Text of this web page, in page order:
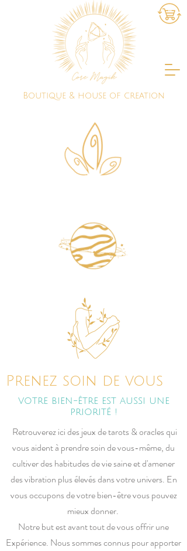
Boutique & house of creation
Prenez soin de vous
votre bien-être est aussi une
priorité !
Retrouverez ici des jeux de tarots & oracles qui
vous aident à prendre soin de vous-même, du
cultiver des habitudes de vie saine et d'amener
des vibration plus élevés dans votre univers. En
vous occupons de votre bien-être vous pouvez
mieux donner.
Notre but est avant tout de vous offrir une
Expérience. Nous sommes connus pour apporter